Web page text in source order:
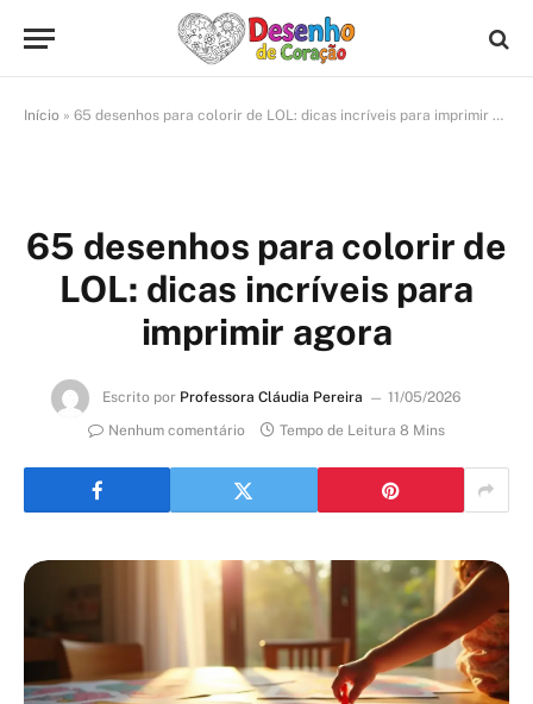
Início » 65 desenhos para colorir de LOL: dicas incríveis para imprimir agora
65 desenhos para colorir de
LOL: dicas incríveis para
imprimir agora
Escrito por Professora Cláudia Pereira
11/05/2026
Nenhum comentário
Tempo de Leitura 8 Mins